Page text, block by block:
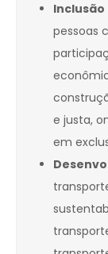
Inclusão
pessoas
e justa,
em